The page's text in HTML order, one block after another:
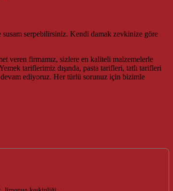
serpebilirsiniz. Kendi damak zevkinize göre
veren firmamız, sizlere en kaliteli malzemelerle
tariflerimiz dışında, pasta tarifleri, tatlı tarifleri
ediyoruz. Her türlü sorunuz için bizimle